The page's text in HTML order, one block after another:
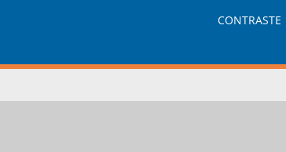
CONTRASTE